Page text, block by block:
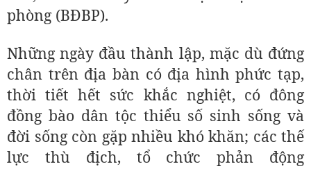
phòng (BĐBP).
Những ngày đầu thành lập, mặc dù đứng
chân trên địa bàn có địa hình phức tạp,
thời tiết hết sức khắc nghiệt, có đông
đồng bào dân tộc thiểu số sinh sống và
đời sống còn gặp nhiều khó khăn; các thế
lực thù địch, tổ chức phản động